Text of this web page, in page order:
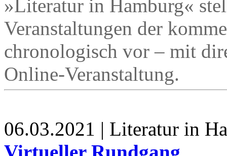
»Literatur in Hamburg«
Veranstaltungen der
chronologisch vor – mit
Online-Veranstaltung.
06.03.2021 | Literatur in
Virtueller Rundgang